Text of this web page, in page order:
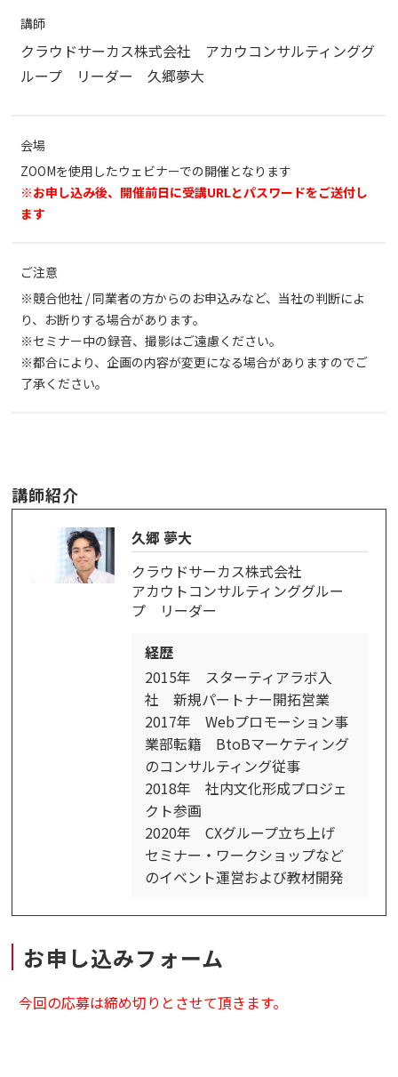
講師
クラウドサーカス株式会社 アカウコンサルティンググ
ループ リーダー 久郷夢大
会場
ZOOMを使用したウェビナーでの開催となります
※お申し込み後、開催前日に受講URLとパスワードをご送付し
ます
ご注意
※競合他社 / 同業者の方からのお申込みなど、当社の判断によ
り、お断りする場合があります。
※セミナー中の録音、撮影はご遠慮ください。
※都合により、企画の内容が変更になる場合がありますのでご
了承ください。
講師紹介
久郷 夢大
クラウドサーカス株式会社
アカウトコンサルティンググルー
プ リーダー
経歴
2015年 スターティアラボ入
社 新規パートナー開拓営業
2017年 Webプロモーション事
業部転籍 BtoBマーケティング
のコンサルティング従事
2018年 社内文化形成プロジェ
クト参画
2020年 CXグループ立ち上げ
セミナー・ワークショップなど
のイベント運営および教材開発
お申し込みフォーム
今回の応募は締め切りとさせて頂きます。